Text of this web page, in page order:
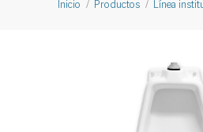
Inicio Productos Línea